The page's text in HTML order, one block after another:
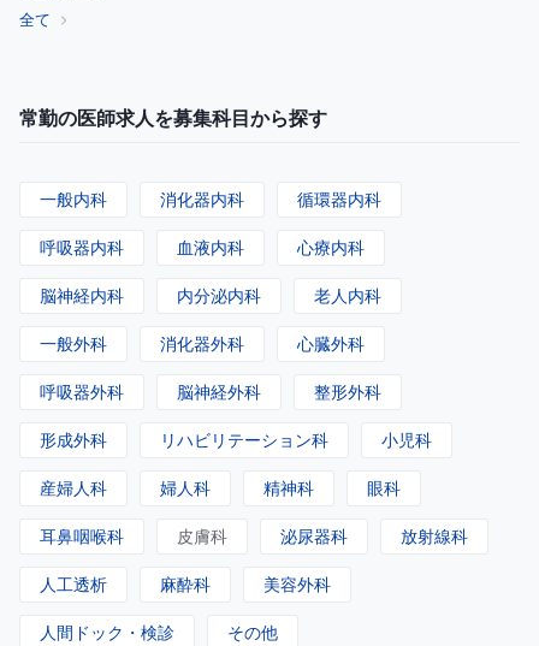
全て
常勤の医師求人を募集科目から探す
一般内科 消化器内科 循環器内科
呼吸器内科 血液内科 心療内科
脳神経内科 内分泌内科 老人内科
一般外科 消化器外科 心臓外科
呼吸器外科 脳神経外科 整形外科
形成外科 リハビリテーション科 小児科
産婦人科 婦人科 精神科 眼科
耳鼻咽喉科 皮膚科 泌尿器科 放射線科
人工透析 麻酔科 美容外科
人間ドック・検診 その他